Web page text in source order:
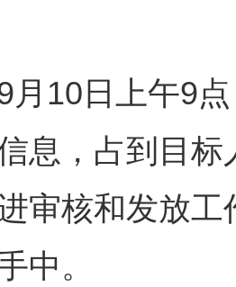
日上午9点
息，占到目
审核和发放
中。